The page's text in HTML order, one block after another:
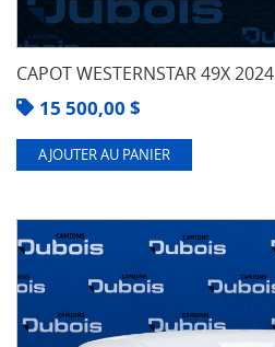
CAPOT WESTERNSTAR 49X 2024
15 500,00 $
AJOUTER AU PANIER